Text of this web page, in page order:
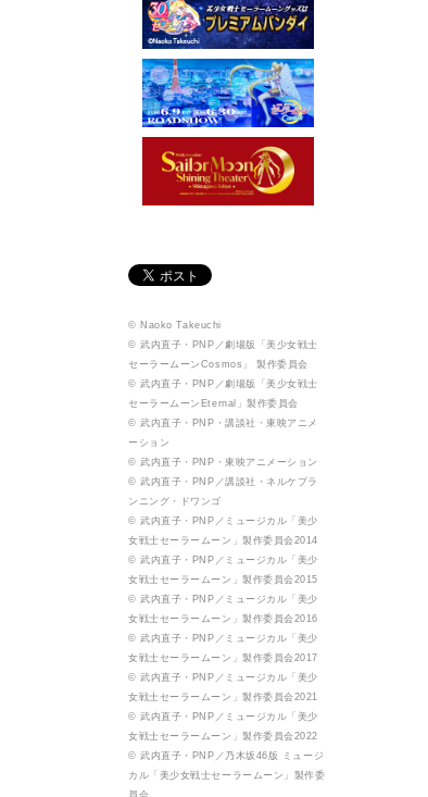
© Naoko Takeuchi
© 武内直子・PNP／劇場版「美少女戦士
セーラームーンCosmos」 製作委員会
© 武内直子・PNP／劇場版「美少女戦士
セーラームーンEternal」製作委員会
© 武内直子・PNP・講談社・東映アニメ
ーション
© 武内直子・PNP・東映アニメーション
© 武内直子・PNP／講談社・ネルケプラ
ンニング・ドワンゴ
© 武内直子・PNP／ミュージカル「美少
女戦士セーラームーン」製作委員会2014
© 武内直子・PNP／ミュージカル「美少
女戦士セーラームーン」製作委員会2015
© 武内直子・PNP／ミュージカル「美少
女戦士セーラームーン」製作委員会2016
© 武内直子・PNP／ミュージカル「美少
女戦士セーラームーン」製作委員会2017
© 武内直子・PNP／ミュージカル「美少
女戦士セーラームーン」製作委員会2021
© 武内直子・PNP／ミュージカル「美少
女戦士セーラームーン」製作委員会2022
© 武内直子・PNP／乃木坂46版 ミュージ
カル「美少女戦士セーラームーン」製作委